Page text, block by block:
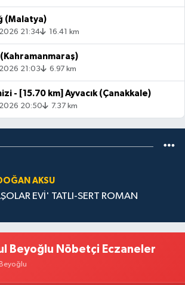
(Malatya)
21:34 16.41 km
21:03 6.97 km
- [15.70 km] Ayvacık (Çanakkale)
20:50 7.37 km
AKSU
EVİ' TATLI-SERT ROMAN
Beyoğlu Nöbetçi Eczaneler